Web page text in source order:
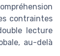
contraintes
lecture
au-delà